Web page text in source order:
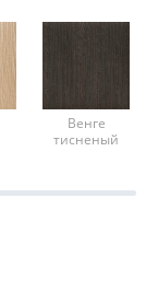
Венге
тисненый